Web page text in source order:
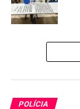
POLÍCIA